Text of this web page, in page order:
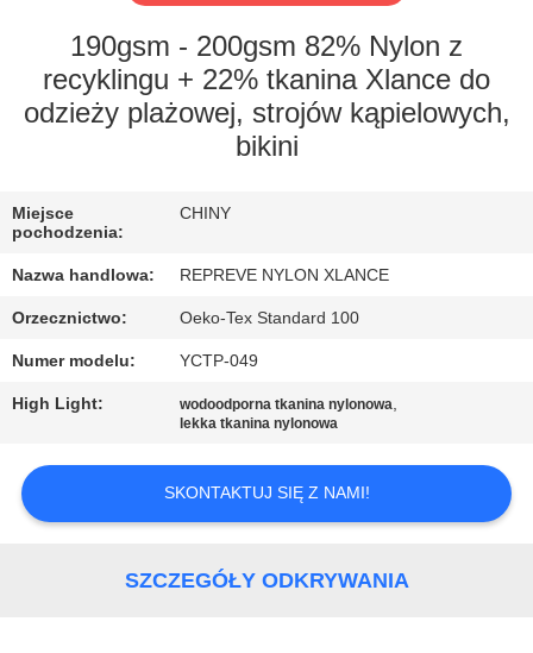
WYCIECZKA
PO
KONTROLA
JAKOŚCI
SIĘ
Z
NAMI
AKTUALNOŚCI
190gsm - 200gsm 82% Nylon z
recyklingu + 22% tkanina Xlance do
odzieży plażowej, strojów kąpielowych,
bikini
Miejsce
pochodzenia:
CHINY
Nazwa handlowa: REPREVE NYLON XLANCE
Orzecznictwo: Oeko-Tex Standard 100
Numer modelu: YCTP-049
High Light: wodoodporna tkanina nylonowa,
lekka tkanina nylonowa
SKONTAKTUJ SIĘ Z NAMI!
SZCZEGÓŁY ODKRYWANIA